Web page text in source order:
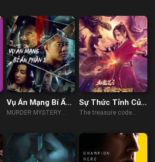
Vụ Án Mạng Bí Ẩn
Phần 1
MURDER MYSTERY
Sự Thức Tỉnh Của
Vũ Khí Thần Bút
The treasure code